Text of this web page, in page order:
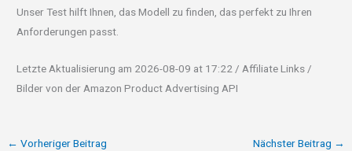
Unser Test hilft Ihnen, das Modell zu finden, das perfekt zu Ihren
Anforderungen passt.
Letzte Aktualisierung am 2026-08-09 at 17:22 / Affiliate Links /
Bilder von der Amazon Product Advertising API
← Vorheriger Beitrag Nächster Beitrag →